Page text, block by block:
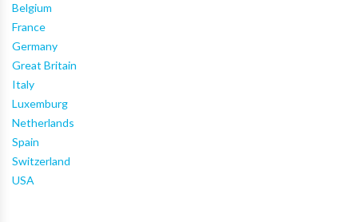
Belgium
France
Germany
Great Britain
Italy
Luxemburg
Netherlands
Spain
Switzerland
USA